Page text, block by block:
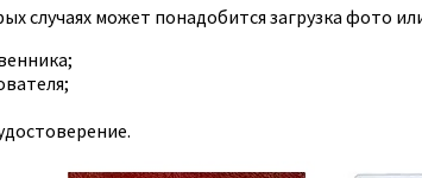
случаях может понадобится загрузка фото